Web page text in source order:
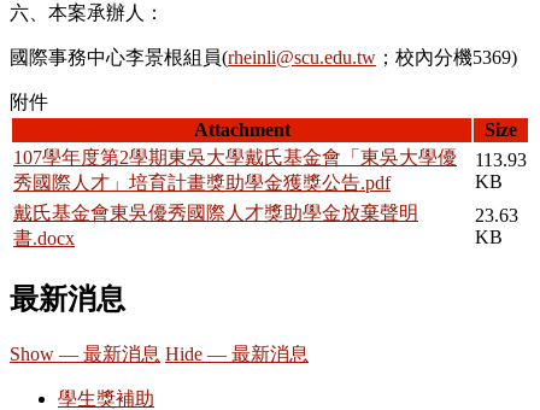
六、本案承辦人：
國際事務中心李景根組員(rheinli@scu.edu.tw ；校內分機5369)
附件
Attachment
Size
107學年度第2學期東吳大學戴氏基金會「東吳大學優
秀國際人才」培育計畫獎助學金獲獎公告.pdf
113.93
KB
戴氏基金會東吳優秀國際人才獎助學金放棄聲明
書.docx
23.63
KB
最新消息
Show — 最新消息 Hide — 最新消息
學生獎補助